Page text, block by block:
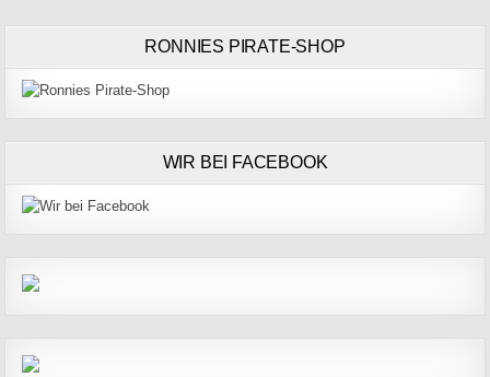
RONNIES PIRATE-SHOP
WIR BEI FACEBOOK